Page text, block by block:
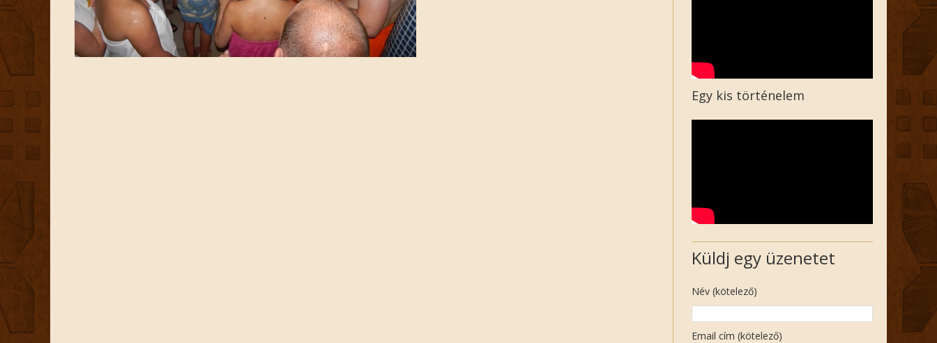
Egy kis történelem
Küldj egy üzenetet
Név (kötelező)
Email cím (kötelező)